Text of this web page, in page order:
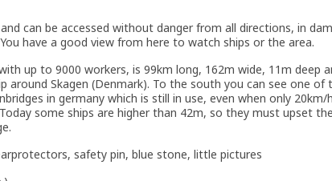
can be accessed without danger from all directions, in
have a good view from here to watch ships or the area.
up to 9000 workers, is 99km long, 162m wide, 11m deep
around Skagen (Denmark). To the south you can see one of
in germany which is still in use, even when only 20km/h
some ships are higher than 42m, so they must upset
safety pin, blue stone, little pictures